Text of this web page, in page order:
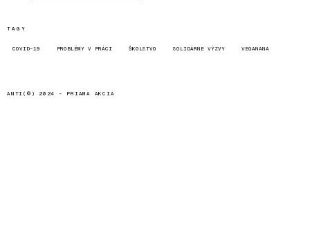
TAGY
COVID-19 PROBLÉMY V PRÁCI ŠKOLSTVO SOLIDÁRNE VÝZVY VEGANANA
ANTI(©) 2024 - PRIAMA AKCIA